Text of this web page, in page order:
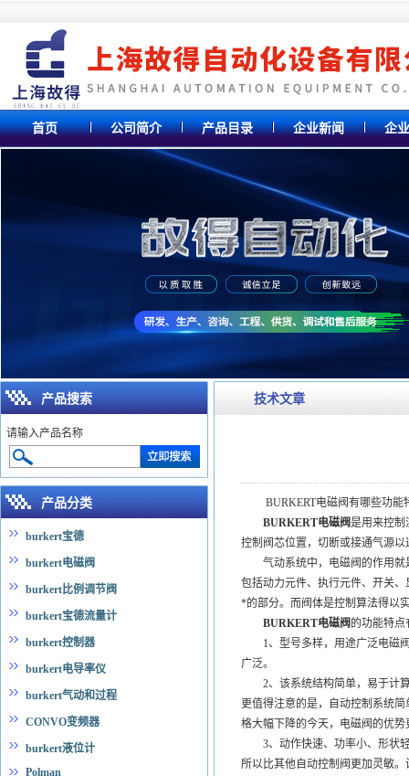
首页 公司简介 产品目录 企业新闻 企
技术文章
BURKERT电磁阀有哪些功能
BURKERT电磁阀是用来控制
控制阀芯位置，切断或接通气源
气动系统中，电磁阀的作用就
包括动力元件、执行元件、开关
*的部分。而阀体是控制算法得以
BURKERT电磁阀 的功能特点
1、型号多样，用途广泛电磁阀
广泛。
2、该系统结构简单，易于计算
更值得注意的是，自动控制系统
格大幅下降的今天，电磁阀的优势
3、动作快速、功率小、形状轻
所以比其他自动控制阀更加灵敏
产品搜索
请输入产品名称
产品分类
burkert宝德
burkert电磁阀
burkert比例调节阀
burkert宝德流量计
burkert控制器
burkert电导率仪
burkert气动和过程
CONVO变频器
burkert液位计
Polman